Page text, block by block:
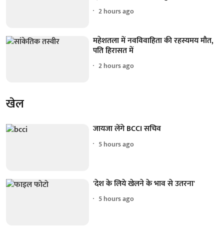
2 hours ago
महेशतला में नवविवाहिता की रहस्यमय मौत,
पति हिरासत में
2 hours ago
खेल
जायजा लेंगे BCCI सचिव
5 hours ago
'देश के लिये खेलने के भाव से उतरना'
5 hours ago